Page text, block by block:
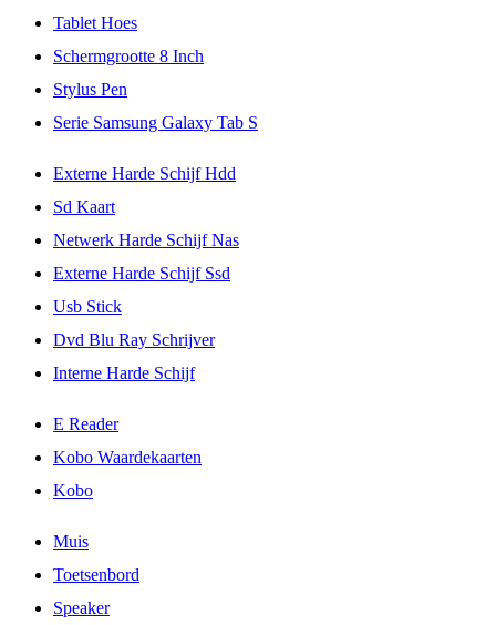
Tablet Hoes
Schermgrootte 8 Inch
Stylus Pen
Serie Samsung Galaxy Tab S
Externe Harde Schijf Hdd
Sd Kaart
Netwerk Harde Schijf Nas
Externe Harde Schijf Ssd
Usb Stick
Dvd Blu Ray Schrijver
Interne Harde Schijf
E Reader
Kobo Waardekaarten
Kobo
Muis
Toetsenbord
Speaker